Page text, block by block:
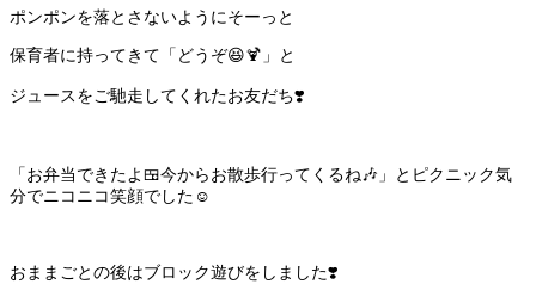
ポンポンを落とさないようにそーっと
保育者に持ってきて「どうぞ😆🍹」と
ジュースをご馳走してくれたお友だち❣️
「お弁当できたよ🍱今からお散歩行ってくるね🎶」とピクニック気
分でニコニコ笑顔でした☺️
おままごとの後はブロック遊びをしました❣️